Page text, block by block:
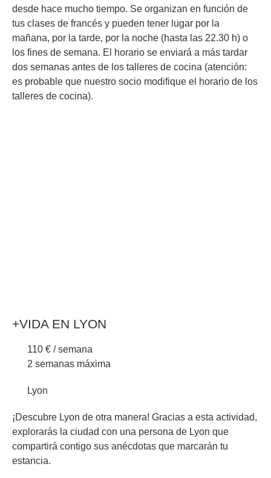
desde hace mucho tiempo. Se organizan en función de
tus clases de francés y pueden tener lugar por la
mañana, por la tarde, por la noche (hasta las 22.30 h) o
los fines de semana. El horario se enviará a más tardar
dos semanas antes de los talleres de cocina (atención:
es probable que nuestro socio modifique el horario de los
talleres de cocina).
+VIDA EN LYON
110 € / semana
2 semanas máxima
Lyon
¡Descubre Lyon de otra manera! Gracias a esta actividad,
explorarás la ciudad con una persona de Lyon que
compartirá contigo sus anécdotas que marcarán tu
estancia.